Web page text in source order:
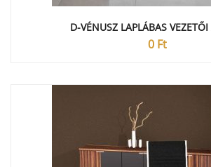
D-VÉNUSZ LAPLÁBAS VEZETŐI
0 Ft